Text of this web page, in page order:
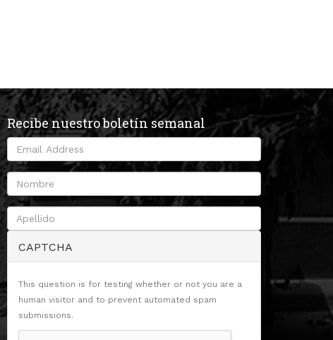
Recibe nuestro boletín semanal
CAPTCHA
This question is for testing whether or not you are a
human visitor and to prevent automated spam
submissions.